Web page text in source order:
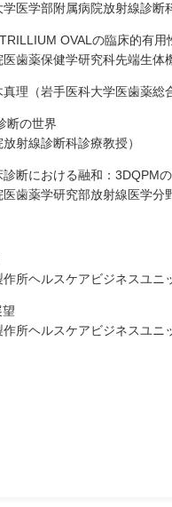
医学部附属病院放射線診断
OVALの臨床的有用
歯薬保健学研究科先端生体
真理（岩手医科大学医歯薬総
断の世界
射線診断科診療教授）
断における融和：3DQPM
歯薬学研究部放射線医学分
所ヘルスケアビジネスユニ
所ヘルスケアビジネスユニ